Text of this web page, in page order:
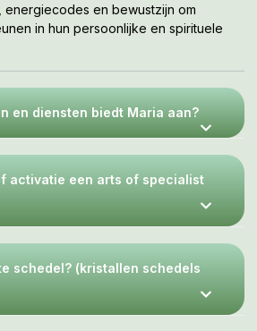
energiecodes en bewustzijn om
in hun persoonlijke en spirituele
en diensten biedt Maria aan?
activatie een arts of specialist
schedel? (kristallen schedels